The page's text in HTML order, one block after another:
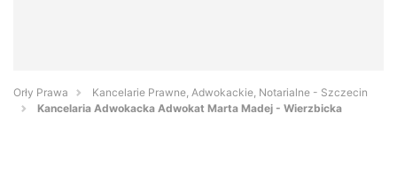
Orły Prawa
Kancelarie Prawne, Adwokackie, Notarialne - Szczecin
Kancelaria Adwokacka Adwokat Marta Madej - Wierzbicka